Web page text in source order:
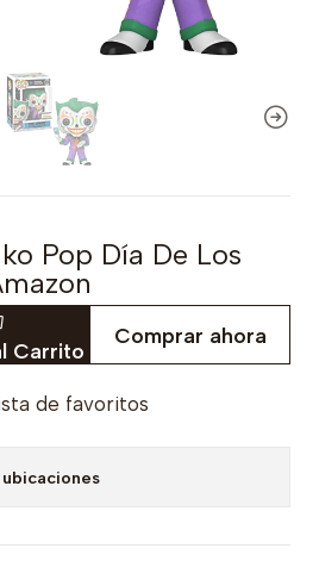
Pop Día De Los
Carrito
Comprar ahora
de favoritos